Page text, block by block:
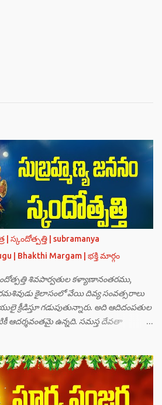
స్కందోత్పత్తి | subramanya
| Bhakthi Margam | భక్తి మార్గం
శివపార్వతుల కళ్యాణానంతరము,
కైలాసంలో వేయి దివ్య సంవత్సరాలు
క్రీడిస్తూ గడుపుతున్నారు. అది ఆదిదంపతుల
ఆదర్శవంతమై ఉన్నది. సమస్త దేవతా
తాను సంహరించబడాలి అని. శివుడు అంటే
తనలోతానే రమిస్తూ ఆత్మస్థితిలో
ఎలా కలుగుతాడులే అనుకుని తారకాసురుడు